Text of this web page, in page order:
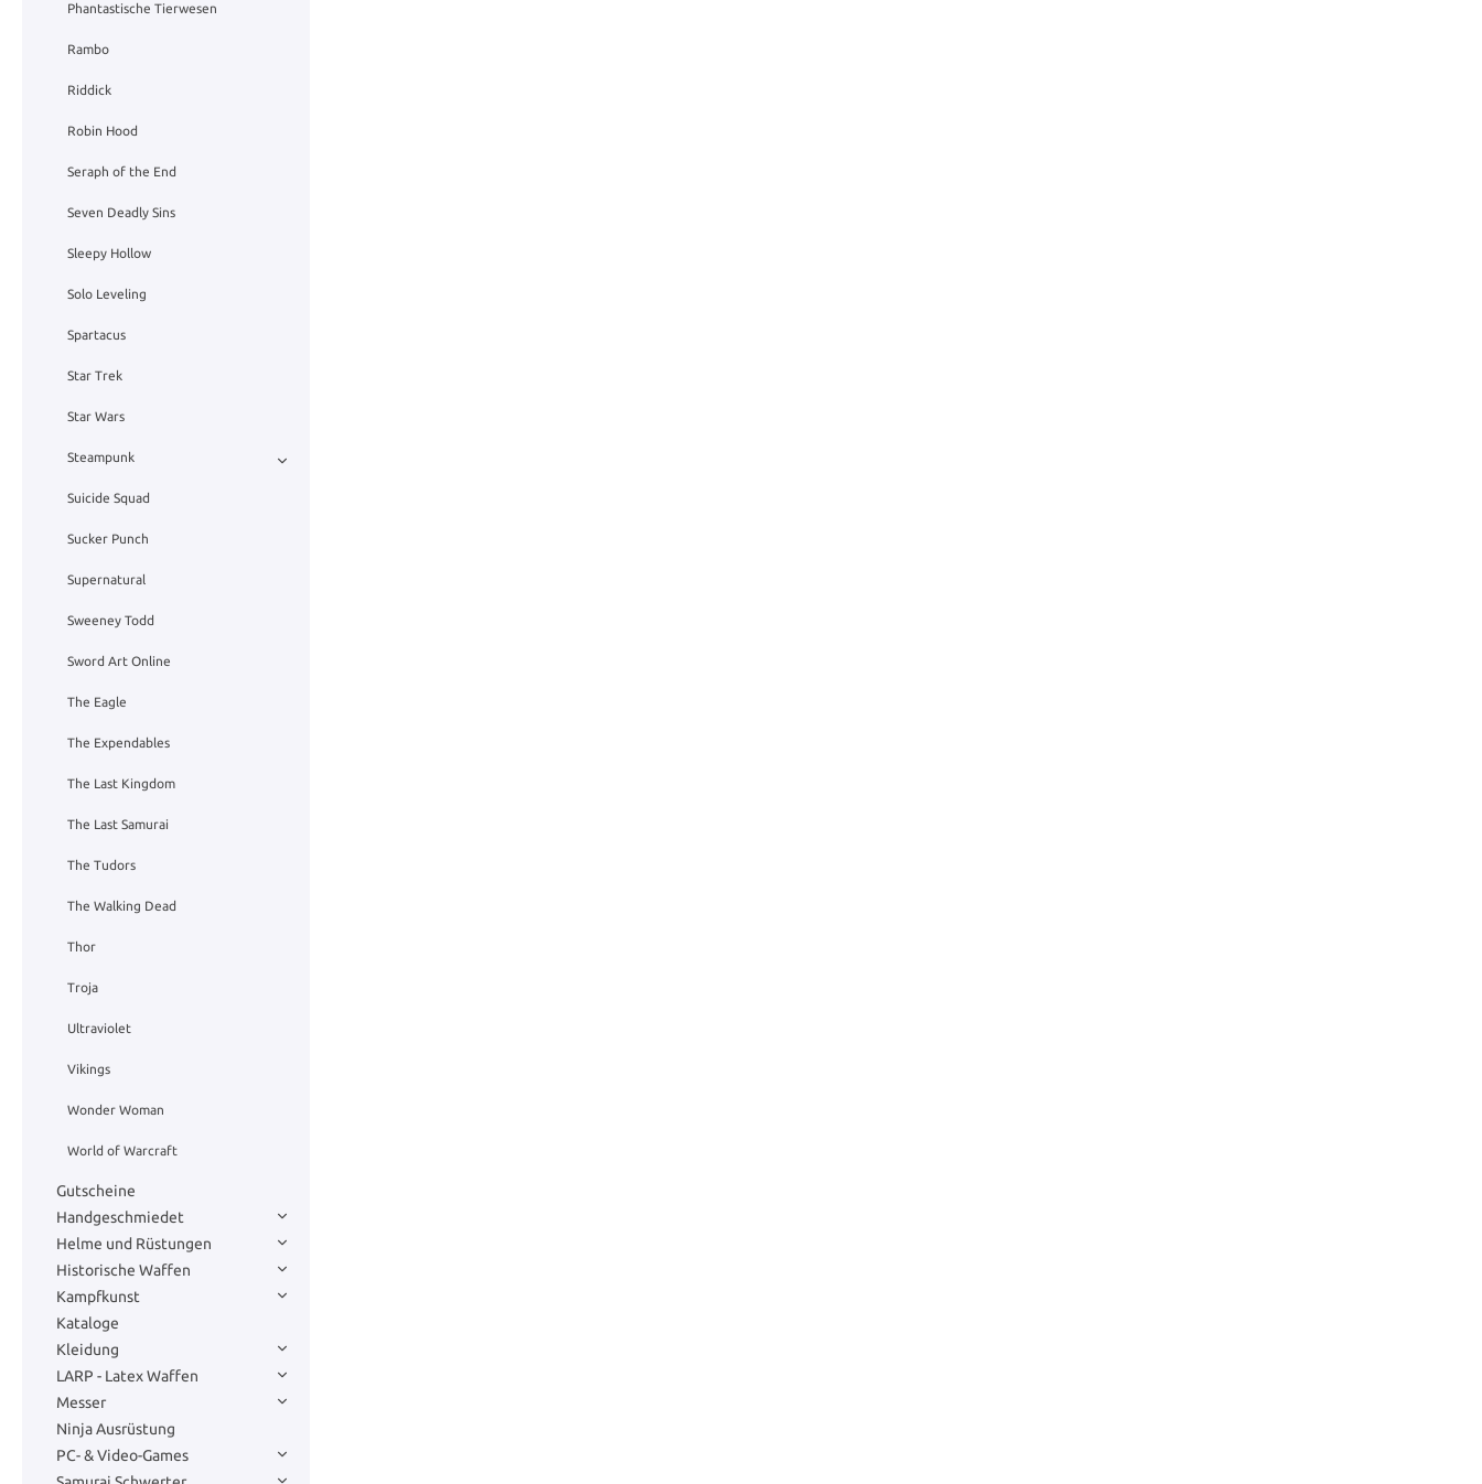
Phantastische Tierwesen
Rambo
Riddick
Robin Hood
Seraph of the End
Seven Deadly Sins
Sleepy Hollow
Solo Leveling
Spartacus
Star Trek
Star Wars
Steampunk
Suicide Squad
Sucker Punch
Supernatural
Sweeney Todd
Sword Art Online
The Eagle
The Expendables
The Last Kingdom
The Last Samurai
The Tudors
The Walking Dead
Thor
Troja
Ultraviolet
Vikings
Wonder Woman
World of Warcraft
Gutscheine
Handgeschmiedet
Helme und Rüstungen
Historische Waffen
Kampfkunst
Kataloge
Kleidung
LARP - Latex Waffen
Messer
Ninja Ausrüstung
PC- & Video-Games